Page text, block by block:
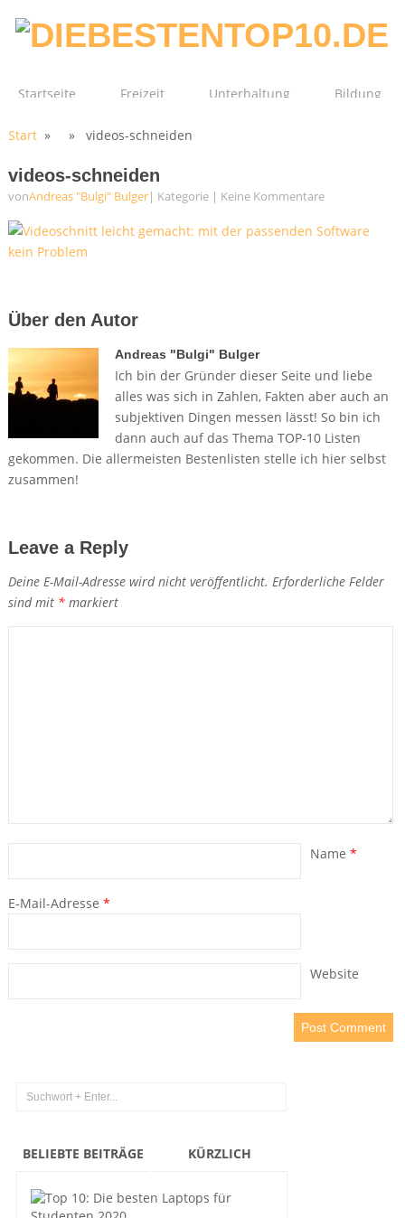
Startseite Freizeit Unterhaltung Bildung
Start» » videos-schneiden
videos-schneiden
vonAndreas "Bulgi" Bulger| Kategorie| Keine Kommentare
Über den Autor
Andreas "Bulgi" Bulger
Ich bin der Gründer dieser Seite und liebe
alles was sich in Zahlen, Fakten aber auch an
subjektiven Dingen messen lässt! So bin ich
dann auch auf das Thema TOP-10 Listen
gekommen. Die allermeisten Bestenlisten stelle ich hier selbst
zusammen!
Leave a Reply
Deine E-Mail-Adresse wird nicht veröffentlicht. Erforderliche Felder
sind mit *markiert
Name *
E-Mail-Adresse *
Website
BELIEBTE BEITRÄGE KÜRZLICH